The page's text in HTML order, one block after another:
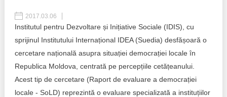
Reports
Projects in progres
Implemented projects
Procedures manual
Best parctices
Governance transparency
Sociometric Laboratory
People Watch
2017.03.06
Institutul pentru Dezvoltare și Inițiative Sociale (IDIS), cu
sprijinul Institutului Internațional IDEA (Suedia) desfășoară o
cercetare națională asupra situației democrației locale în
Republica Moldova, centrată pe percepțiile cetățeanului.
Acest tip de cercetare (Raport de evaluare a democrației
locale - SoLD) reprezintă o evaluare specializată a instituțiilor